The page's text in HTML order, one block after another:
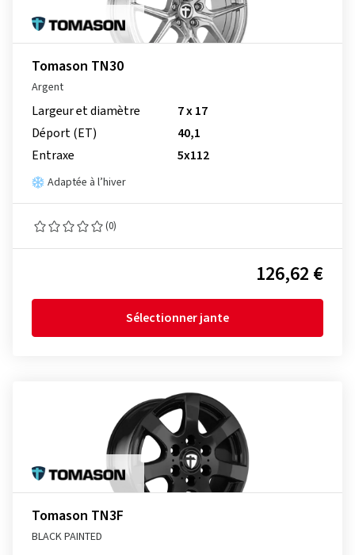
Tomason TN30
Argent
Largeur et diamètre
7 x 17
Déport (ET)
40,1
Entraxe
5x112
Adaptée à l’hiver
(0)
126,62 €
Sélectionner jante
Tomason TN3F
BLACK PAINTED